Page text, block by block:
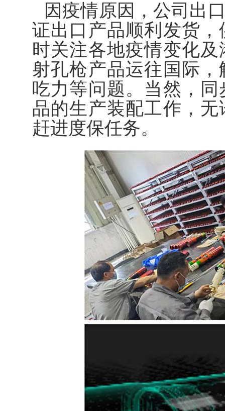
因疫情原因，公司出
证出口产品顺利发货
时关注各地疫情变化
射孔枪产品运往国际
吃力等问题。当然，
品的生产装配工作，
赶进度保任务。